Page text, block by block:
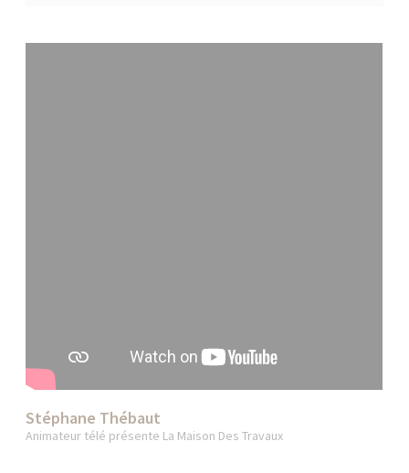
Stéphane Thébaut
Animateur télé présente La Maison Des Travaux